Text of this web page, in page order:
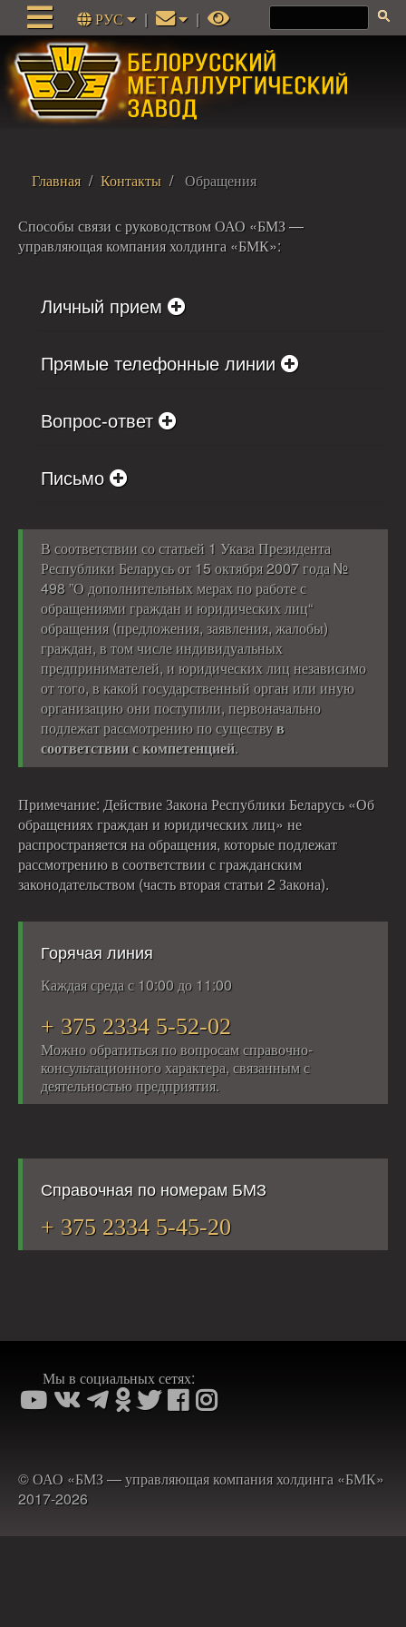
РУС | |
Главная Контакты Обращения
Способы связи с руководством ОАО «БМЗ —
управляющая компания холдинга «БМК»:
Личный прием
Прямые телефонные линии
Вопрос-ответ
Письмо
В соответствии со статьей 1 Указа Президента
Республики Беларусь от 15 октября 2007 года №
498 ”О дополнительных мерах по работе с
обращениями граждан и юридических лиц“
обращения (предложения, заявления, жалобы)
граждан, в том числе индивидуальных
предпринимателей, и юридических лиц независимо
от того, в какой государственный орган или иную
организацию они поступили, первоначально
подлежат рассмотрению по существув
соответствии с компетенцией.
Примечание: Действие Закона Республики Беларусь «Об
обращениях граждан и юридических лиц» не
распространяется на обращения, которые подлежат
рассмотрению в соответствии с гражданским
законодательством (часть вторая статьи 2 Закона).
Горячая линия
Каждая среда с 10:00 до 11:00
+ 375 2334 5-52-02
Можно обратиться по вопросам справочно-
консультационного характера, связанным с
деятельностью предприятия.
Справочная по номерам БМЗ
+ 375 2334 5-45-20
Мы в социальных сетях:
© ОАО «БМЗ — управляющая компания холдинга «БМК»
2017-2026